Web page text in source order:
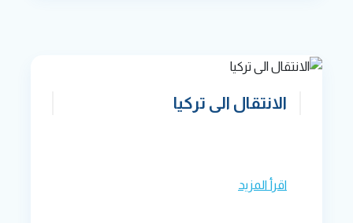
الانتقال الى تركيا
اقرأ المزيد